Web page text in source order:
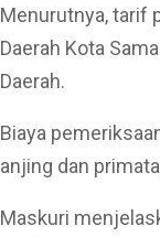
Menurutnya, tarif
Daerah Kota
Daerah.
Biaya
anjing dan
Maskuri